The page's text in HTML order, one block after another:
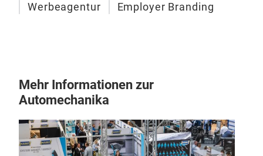
Werbeagentur
Employer Branding
Mehr Informationen zur
Automechanika